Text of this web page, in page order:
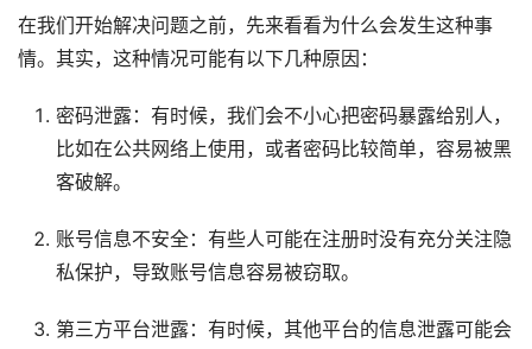
在我们开始解决问题之前，先来看看为什么会发生这种事
情。其实，这种情况可能有以下几种原因：
密码泄露：有时候，我们会不小心把密码暴露给别人，
比如在公共网络上使用，或者密码比较简单，容易被黑
客破解。
账号信息不安全：有些人可能在注册时没有充分关注隐
私保护，导致账号信息容易被窃取。
第三方平台泄露：有时候，其他平台的信息泄露可能会